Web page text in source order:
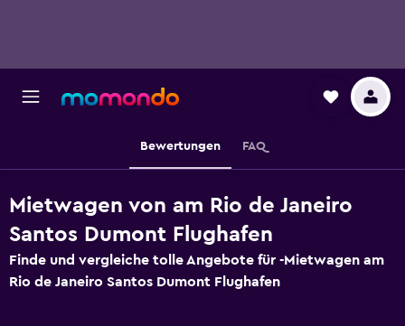
Bewertungen FAQ
Mietwagen von am Rio de Janeiro
Santos Dumont Flughafen
Finde und vergleiche tolle Angebote für -Mietwagen am
Rio de Janeiro Santos Dumont Flughafen